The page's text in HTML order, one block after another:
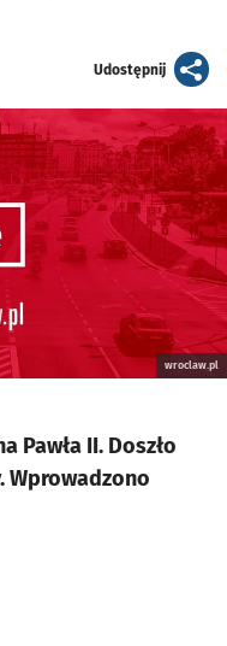
Udostępnijartykuł
wroclaw.pl
Pawła II. Doszło
Wprowadzono